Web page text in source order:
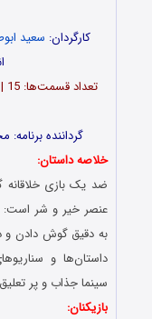
کارگردان: سعید
گرداننده
خلاصه داستان:
ضد یک بازی
عنصر خیر و شر
به دقیق گوش دادن
داستان‌ها و
سینما جذاب و پر
بازیکنان: